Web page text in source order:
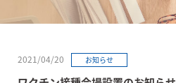
2021/04/20 お知らせ